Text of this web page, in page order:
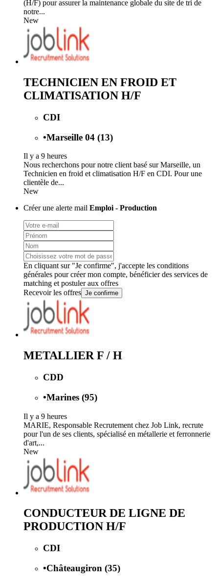
(H/F) pour assurer la maintenance globale du site de tri de
notre...
New
TECHNICIEN EN FROID ET
CLIMATISATION H/F
CDI
•Marseille 04 (13)
Il y a 9 heures
Nous recherchons pour notre client basé sur Marseille, un
Technicien en froid et climatisation H/F en CDI. Pour une
clientèle de...
New
Créer une alerte mail Emploi - Production
En cliquant sur "Je confirme", j'accepte les conditions
générales pour créer mon compte, bénéficier des services de
matching et postuler aux offres
Recevoir les offres Je confirme
METALLIER F / H
CDD
•Marines (95)
Il y a 9 heures
MARIE, Responsable Recrutement chez Job Link, recrute
pour l'un de ses clients, spécialisé en métallerie et ferronnerie
d'art,...
New
CONDUCTEUR DE LIGNE DE
PRODUCTION H/F
CDI
•Châteaugiron (35)